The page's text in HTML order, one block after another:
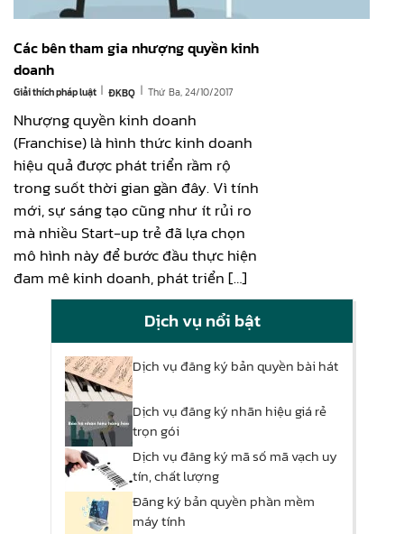
Các bên tham gia nhượng quyền kinh
doanh
Giải thích pháp luật | ĐKBQ | Thứ Ba, 24/10/2017
Nhượng quyền kinh doanh
(Franchise) là hình thức kinh doanh
hiệu quả được phát triển rầm rộ
trong suốt thời gian gần đây. Vì tính
mới, sự sáng tạo cũng như ít rủi ro
mà nhiều Start-up trẻ đã lựa chọn
mô hình này để bước đầu thực hiện
đam mê kinh doanh, phát triển […]
Dịch vụ nổi bật
Dịch vụ đăng ký bản quyền bài hát
Dịch vụ đăng ký nhãn hiệu giá rẻ
trọn gói
Dịch vụ đăng ký mã số mã vạch uy
tín, chất lượng
Đăng ký bản quyền phần mềm
máy tính